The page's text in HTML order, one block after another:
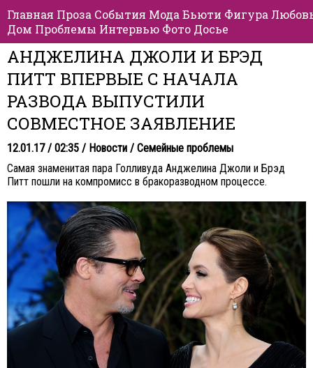
Главная Проза События Мода Бьюти Фигура
Дом Проблемы Интервью Фото Досье
АНДЖЕЛИНА ДЖОЛИ И БРЭД
ПИТТ ВПЕРВЫЕ С НАЧАЛА
РАЗВОДА ВЫПУСТИЛИ
СОВМЕСТНОЕ ЗАЯВЛЕНИЕ
12.01.17 / 02:35 / Новости / Семейные проблемы
Самая знаменитая пара Голливуда Анджелина Джоли и Брэд
Питт пошли на компромисс в бракоразводном процессе.